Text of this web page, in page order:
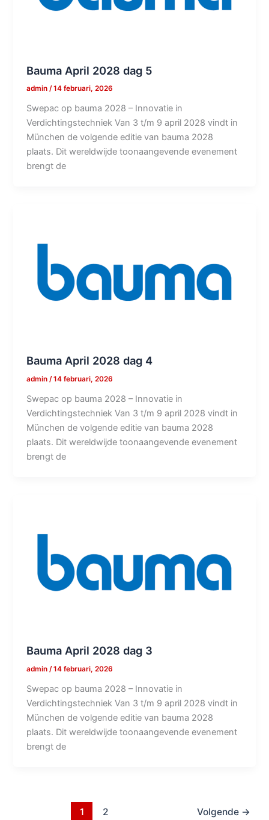
Bauma April 2028 dag 5
admin/14 februari, 2026
Swepac op bauma 2028 – Innovatie in
Verdichtingstechniek Van 3 t/m 9 april 2028 vindt in
München de volgende editie van bauma 2028
plaats. Dit wereldwijde toonaangevende evenement
brengt de
Bauma April 2028 dag 4
admin/14 februari, 2026
Swepac op bauma 2028 – Innovatie in
Verdichtingstechniek Van 3 t/m 9 april 2028 vindt in
München de volgende editie van bauma 2028
plaats. Dit wereldwijde toonaangevende evenement
brengt de
Bauma April 2028 dag 3
admin/14 februari, 2026
Swepac op bauma 2028 – Innovatie in
Verdichtingstechniek Van 3 t/m 9 april 2028 vindt in
München de volgende editie van bauma 2028
plaats. Dit wereldwijde toonaangevende evenement
brengt de
1 2 Volgende →